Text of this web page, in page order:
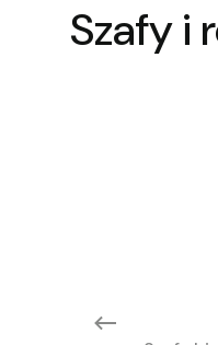
Szafy i